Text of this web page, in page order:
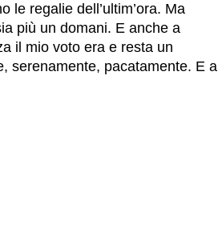
le regalie dell’ultim’ora. Ma
più un domani. E anche a
il mio voto era e resta un
serenamente, pacatamente. E a